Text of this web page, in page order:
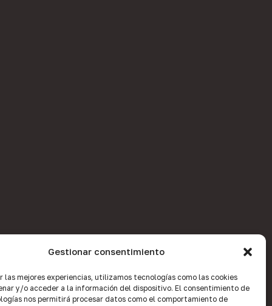
Gestionar consentimiento
las mejores experiencias, utilizamos tecnologías como las cookies
y/o acceder a la información del dispositivo. El consentimiento de
nos permitirá procesar datos como el comportamiento de